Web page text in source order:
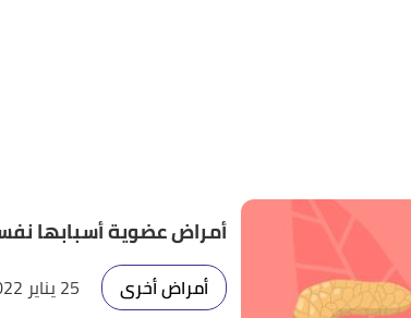
أمراض عضوية أسبابها
أمراض أخرى 25 يناير 2022